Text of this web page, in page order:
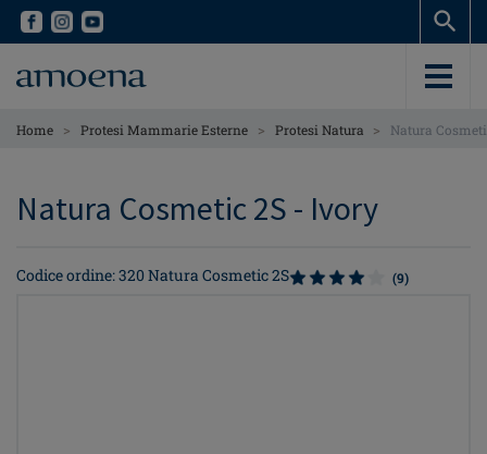
Skip
content
Skip
content
Home > Protesi Mammarie Esterne > Protesi Natura > Natura
Natura Cosmetic 2S - Ivory
Codice ordine: 320 Natura Cosmetic 2S (9)